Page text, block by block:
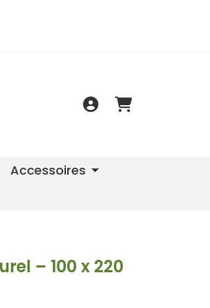
Accessoires
– 100 x 220